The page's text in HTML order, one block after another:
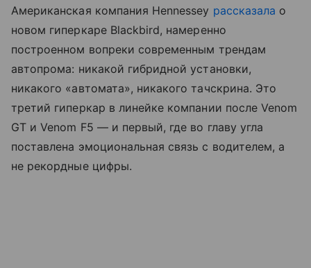
Американская компания Hennessey рассказала о
новом гиперкаре Blackbird, намеренно
построенном вопреки современным трендам
автопрома: никакой гибридной установки,
никакого «автомата», никакого тачскрина. Это
третий гиперкар в линейке компании после Venom
GT и Venom F5 — и первый, где во главу угла
поставлена эмоциональная связь с водителем, а
не рекордные цифры.